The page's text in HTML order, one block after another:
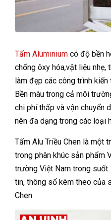
Tấm Aluminium có độ bền
chống ôxy hóa,vật liệu nhẹ,
làm đẹp các công trình
Bền màu trong cả môi
chi phí thấp và vận chuyển
nên đa dạng trong các loại
Tấm Alu Triều Chen là một
trong phân khúc sản phẩm
trường Việt Nam trong
tin, thông số kèm theo của
Chen